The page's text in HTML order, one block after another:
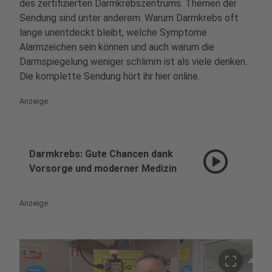
des zertifizierten Darmkrebszentrums. Themen der
Sendung sind unter anderem: Warum Darmkrebs oft
lange unentdeckt bleibt, welche Symptome
Alarmzeichen sein können und auch warum die
Darmspiegelung weniger schlimm ist als viele denken.
Die komplette Sendung hört ihr hier online.
Anzeige
Darmkrebs: Gute Chancen dank
Vorsorge und moderner Medizin
play_circle
Anzeige
crop_free